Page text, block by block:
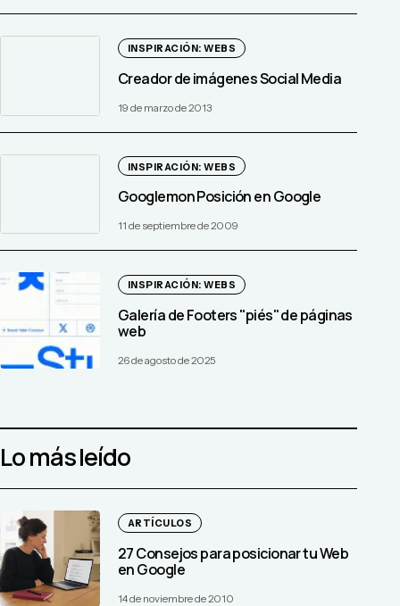
INSPIRACIÓN: WEBS
Creador de imágenes Social Media
19 de marzo de 2013
INSPIRACIÓN: WEBS
Googlemon Posición en Google
11 de septiembre de 2009
INSPIRACIÓN: WEBS
Galería de Footers "piés" de páginas
web
26 de agosto de 2025
Lo más leído
ARTÍCULOS
27 Consejos para posicionar tu Web
en Google
14 de noviembre de 2010